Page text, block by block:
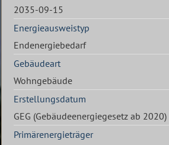
2035-09-15
Energieausweistyp
Endenergiebedarf
Gebäudeart
Wohngebäude
Erstellungsdatum
GEG (Gebäudeenergiegesetz ab 2020)
Primärenergieträger